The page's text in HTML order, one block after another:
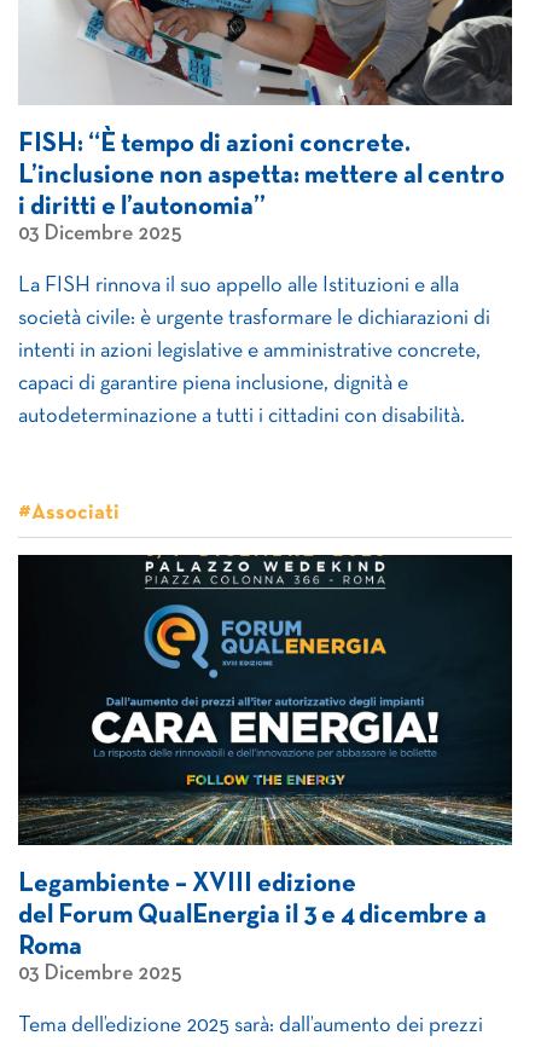
FISH: “È tempo di azioni concrete.
L’inclusione non aspetta: mettere al centro
i diritti e l’autonomia”
03 Dicembre 2025
La FISH rinnova il suo appello alle Istituzioni e alla
società civile: è urgente trasformare le dichiarazioni di
intenti in azioni legislative e amministrative concrete,
capaci di garantire piena inclusione, dignità e
autodeterminazione a tutti i cittadini con disabilità.
#Associati
Legambiente – XVIII edizione
del Forum QualEnergia il 3 e 4 dicembre a
Roma
03 Dicembre 2025
Tema dell’edizione 2025 sarà: dall’aumento dei prezzi